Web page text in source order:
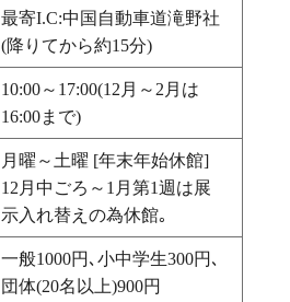
最寄I.C:中国自動車道滝野社
(降りてから約15分)
10:00～17:00(12月～2月は
16:00まで)
月曜～土曜 [年末年始休館]
12月中ごろ～1月第1週は展
示入れ替えの為休館｡
一般1000円､小中学生300円､
団体(20名以上)900円